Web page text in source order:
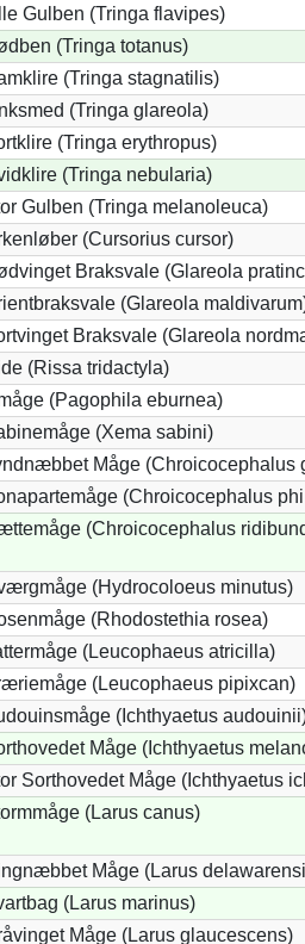
Gulben (Tringa flavipes)
(Tringa totanus)
(Tringa stagnatilis)
(Tringa glareola)
(Tringa erythropus)
(Tringa nebularia)
Gulben (Tringa melanoleuca)
(Cursorius cursor)
Braksvale (Glareola
(Glareola
Braksvale (Glareola
(Rissa tridactyla)
(Pagophila eburnea)
(Xema sabini)
Måge (Chroicocephalus
(Chroicocephalus
(Chroicocephalus
(Hydrocoloeus minutus)
(Rhodostethia rosea)
(Leucophaeus atricilla)
(Leucophaeus pipixcan)
(Ichthyaetus
Måge (Ichthyaetus
Sorthovedet Måge (Ichthyaetus
(Larus canus)
Måge (Larus
(Larus marinus)
Måge (Larus glaucescens)